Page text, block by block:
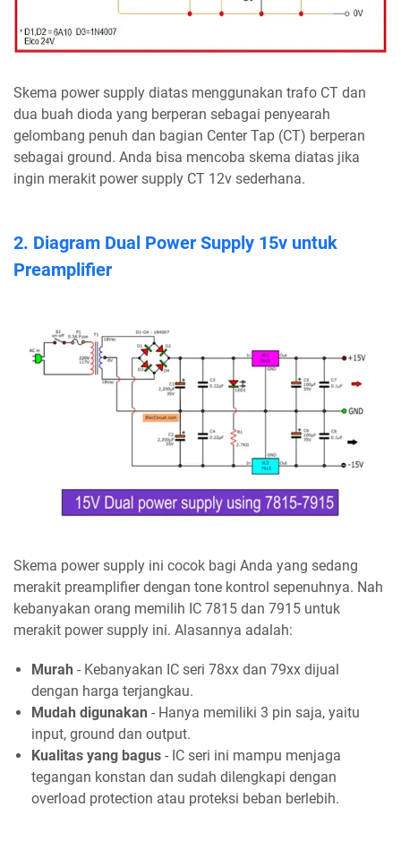
Skema power supply diatas menggunakan trafo CT dan
dua buah dioda yang berperan sebagai penyearah
gelombang penuh dan bagian Center Tap (CT) berperan
sebagai ground. Anda bisa mencoba skema diatas jika
ingin merakit power supply CT 12v sederhana.
2. Diagram Dual Power Supply 15v untuk
Preamplifier
Skema power supply ini cocok bagi Anda yang sedang
merakit preamplifier dengan tone kontrol sepenuhnya. Nah
kebanyakan orang memilih IC 7815 dan 7915 untuk
merakit power supply ini. Alasannya adalah:
Murah - Kebanyakan IC seri 78xx dan 79xx dijual
dengan harga terjangkau.
Mudah digunakan - Hanya memiliki 3 pin saja, yaitu
input, ground dan output.
Kualitas yang bagus - IC seri ini mampu menjaga
tegangan konstan dan sudah dilengkapi dengan
overload protection atau proteksi beban berlebih.